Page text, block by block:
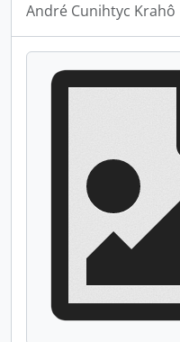
André Cunihtyc Krahô